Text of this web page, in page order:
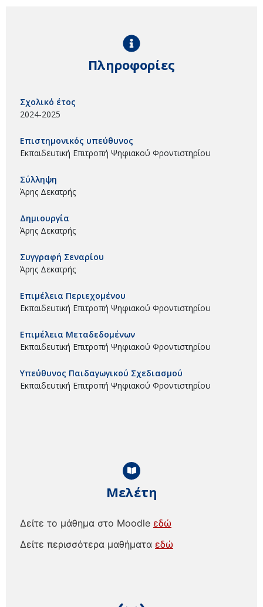
Μελέτη
Δείτε το μάθημα στο Moodle εδώ
Δείτε περισσότερα μαθήματα εδώ
Πληροφορίες
Σχολικό έτος
2024-2025
Επιστημονικός υπεύθυνος
Εκπαιδευτική Επιτροπή Ψηφιακού Φροντιστηρίου
Σύλληψη
Άρης Δεκατρής
Δημιουργία
Άρης Δεκατρής
Συγγραφή Σεναρίου
Άρης Δεκατρής
Επιμέλεια Περιεχομένου
Εκπαιδευτική Επιτροπή Ψηφιακού Φροντιστηρίου
Επιμέλεια Μεταδεδομένων
Εκπαιδευτική Επιτροπή Ψηφιακού Φροντιστηρίου
Υπεύθυνος Παιδαγωγικού Σχεδιασμού
Εκπαιδευτική Επιτροπή Ψηφιακού Φροντιστηρίου